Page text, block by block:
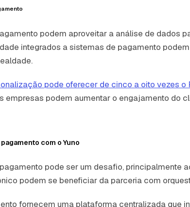
podem aproveitar a análise de dados
integrados a sistemas de pagamento
pode oferecer de cinco a oito vezes
empresas podem aumentar o engajamento do
com o Yuno
pode ser um desafio,
podem se beneficiar da parceria com
fornecem uma plataforma centralizada